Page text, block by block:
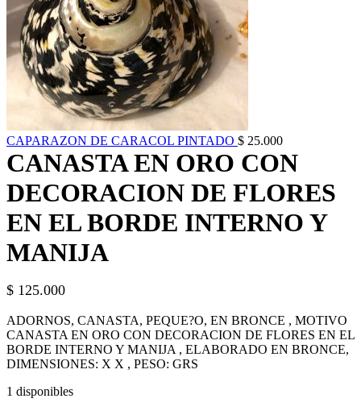
CAPARAZON DE CARACOL PINTADO $ 25.000
CANASTA EN ORO CON
DECORACION DE FLORES
EN EL BORDE INTERNO Y
MANIJA
$ 125.000
ADORNOS, CANASTA, PEQUE?O, EN BRONCE , MOTIVO
CANASTA EN ORO CON DECORACION DE FLORES EN EL
BORDE INTERNO Y MANIJA , ELABORADO EN BRONCE,
DIMENSIONES: X X , PESO: GRS
1 disponibles